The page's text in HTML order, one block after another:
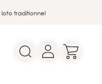
traditionnel